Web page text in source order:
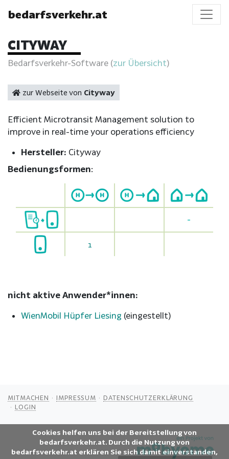
Cookies helfen uns bei der Bereitstellung von
bedarfsverkehr.at. Durch die Nutzung von
bedarfsverkehr.at erklären Sie sich damit einverstanden,
bedarfsverkehr.at
CITYWAY
Bedarfsverkehr-Software (zur Übersicht)
zur Webseite von Cityway
Efficient Microtransit Management solution to
improve in real-time your operations efficiency
Hersteller: Cityway
Bedienungsformen:
-
1
nicht aktive Anwender*innen:
WienMobil Hüpfer Liesing (eingestellt)
MITMACHEN IMPRESSUM
DATENSCHUTZERKLÄRUNG
LOGIN